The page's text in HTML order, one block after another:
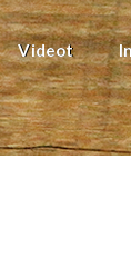
Videot